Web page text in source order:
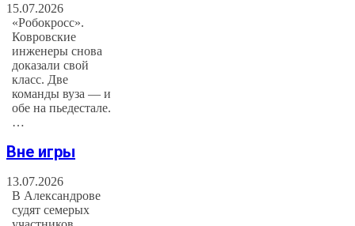
15.07.2026
«Робокросс».
Ковровские
инженеры снова
доказали свой
класс. Две
команды вуза — и
обе на пьедестале.
…
Вне игры
13.07.2026
В Александрове
судят семерых